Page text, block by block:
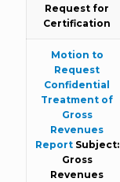
Request for
Certification
Motion to
Request
Confidential
Treatment of
Gross
Revenues
Report Subject:
Gross
Revenues